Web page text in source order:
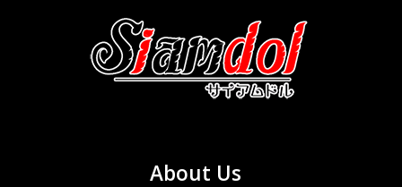
About Us